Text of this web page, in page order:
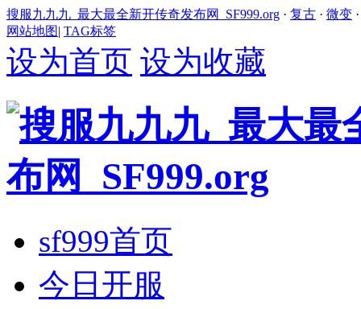
搜服九九九_最大最全新开传奇发布网_SF999.org · 复古 · 微变
网站地图| TAG标签
设为首页 设为收藏
sf999首页
今日开服